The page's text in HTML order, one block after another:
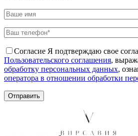
Согласие Я подтверждаю свое
Пользовательского соглашения,
обработку персональных данных,
оператора в отношении обработки